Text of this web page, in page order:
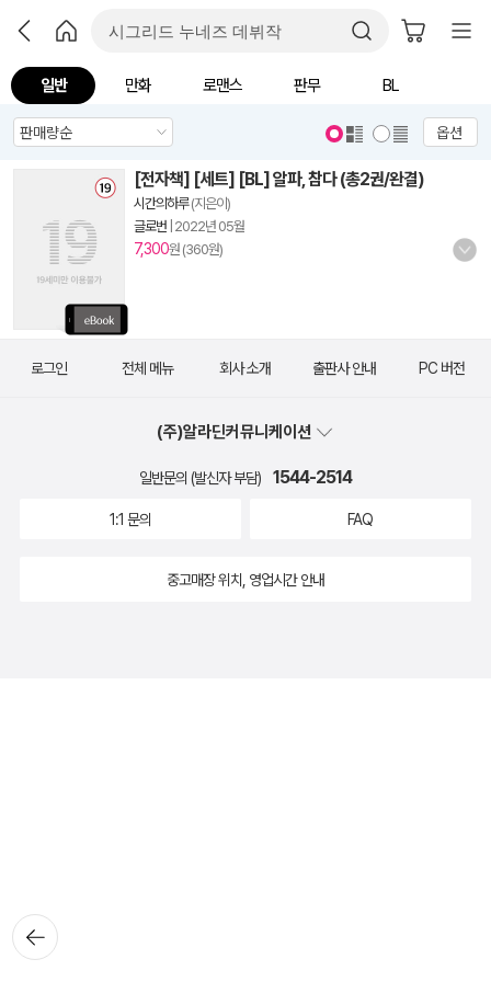
일반 만화 로맨스 판무 BL
옵션
[전자책] [세트] [BL] 알파, 참다 (총2권/완결)
시간의하루(지은이)
글로번 2022년 05월
7,300원 (360원)
뒤로가
기
로그인 전체 메뉴 회사 소개 출판사 안내 PC 버전
(주)알라딘커뮤니케이션
일반문의 (발신자 부담) 1544-2514
1:1 문의 FAQ
중고매장 위치, 영업시간 안내